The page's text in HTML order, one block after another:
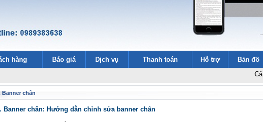
hàng Báo giá Dịch vụ Thanh toán Hỗ trợ Bản đồ
Cảm ơn
Banner chân
Banner chân: Hướng dẫn chỉnh sửa banner chân